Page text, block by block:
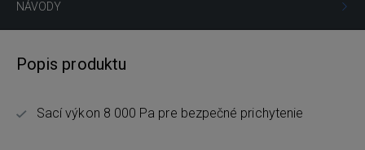
NÁVODY
Popis produktu
Sací výkon 8 000 Pa pre bezpečné prichytenie